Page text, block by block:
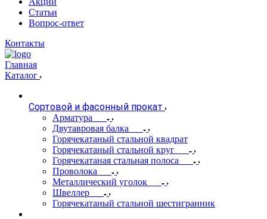
Статьи
Вопрос-ответ
Контакты
Главная
Каталог
Сортовой и фасонный прокат
Арматура
Двутавровая балка
Горячекатаный стальной квадрат
Горячекатаный стальной круг
Горячекатаная стальная полоса
Проволока
Металлический уголок
Швеллер
Горячекатаный стальной шестигранник